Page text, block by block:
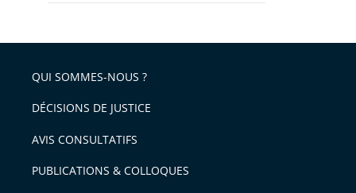
QUI SOMMES-NOUS ?
DÉCISIONS DE JUSTICE
AVIS CONSULTATIFS
PUBLICATIONS & COLLOQUES